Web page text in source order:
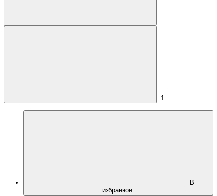
В
избранное